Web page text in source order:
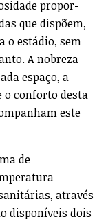
o horizonte
possuem
propor-
que dispõem,
o estádio, sem
A nobreza
conforto desta
este